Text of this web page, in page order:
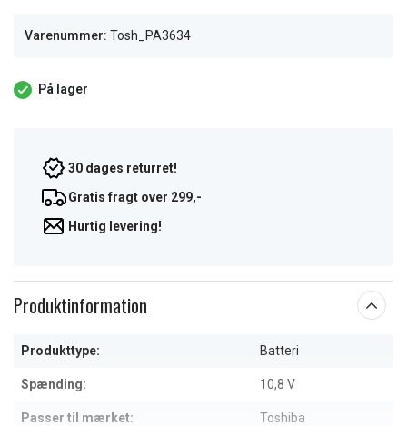
Varenummer: Tosh_PA3634
På lager
30 dages returret!
Gratis fragt over 299,-
Hurtig levering!
Produktinformation
Produkttype: Batteri
Spænding: 10,8 V
Passer til mærket: Toshiba